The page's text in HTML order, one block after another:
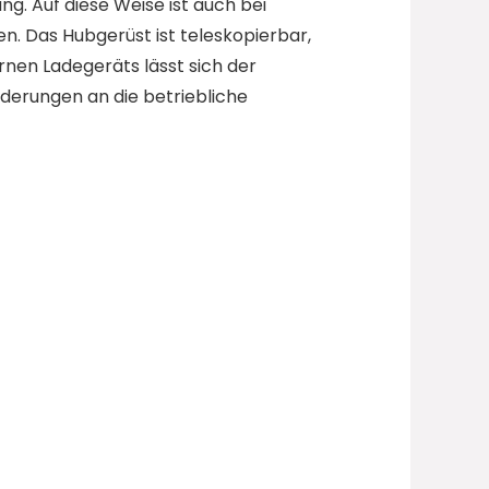
Das Hubgerüst ist teleskopierbar,
Ladegeräts lässt sich der
an die betriebliche